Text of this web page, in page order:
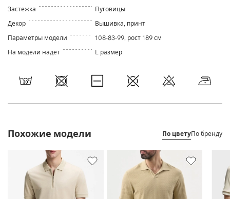
Застежка
Пуговицы
Декор
Вышивка, принт
Параметры модели
108-83-99, рост 189 см
На модели надет
L размер
Похожие модели По цветуПо бренду